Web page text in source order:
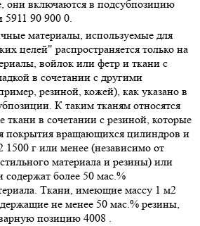
они включаются в подсубпозицию
5911 90 900 0.
материалы, используемые для
целей" распространяется только на
войлок или фетр и ткани с
в сочетании с другими
резиной, кожей), как указано в
К таким тканям относятся
ткани в сочетании с резиной, которые
покрытия вращающихся цилиндров и
г или менее (независимо от
материала и резины) или
содержат более 50 мас.%
Ткани, имеющие массу 1 м2
не менее 50 мас.% резины,
позицию 4008 .